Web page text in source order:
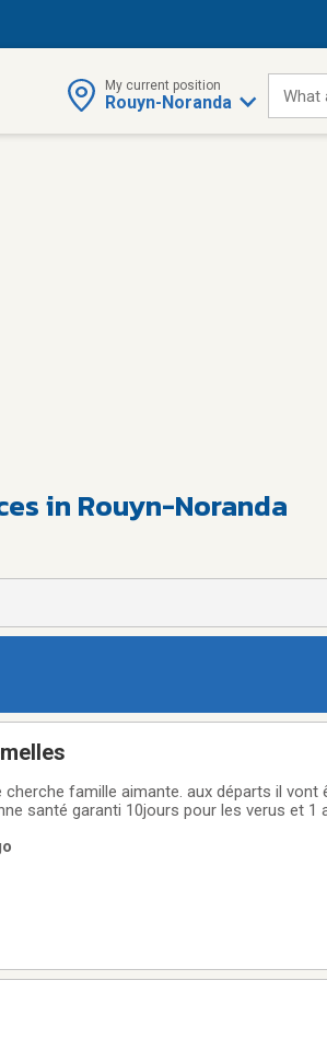
My current position
Rouyn-Noranda What
in Rouyn-Noranda
famille aimante. aux départs il vont
santé garanti 10jours pour les verus et 1